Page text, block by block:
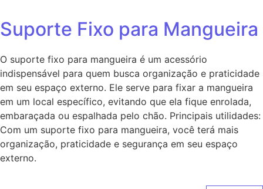
Suporte Fixo para Mangueira
O suporte fixo para mangueira é um acessório
indispensável para quem busca organização e praticidade
em seu espaço externo. Ele serve para fixar a mangueira
em um local específico, evitando que ela fique enrolada,
embaraçada ou espalhada pelo chão. Principais utilidades:
Com um suporte fixo para mangueira, você terá mais
organização, praticidade e segurança em seu espaço
externo.